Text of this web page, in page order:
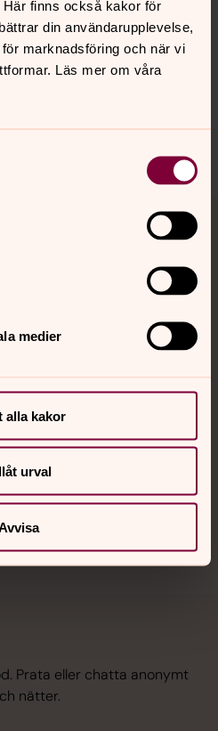
finns också kakor för
din användarupplevelse,
marknadsföring och när vi
Läs mer om våra
medier
alla kakor
urval
Avvisa
på sidans
Prata eller chatta anonymt
nätter.